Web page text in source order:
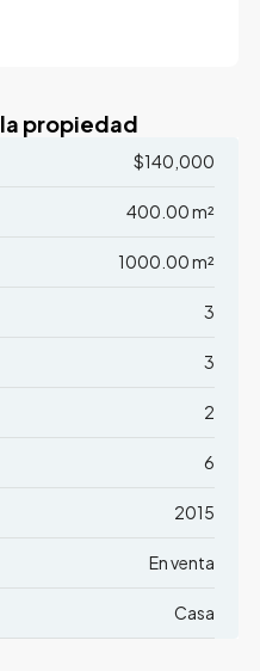
propiedad
$140,000
400.00 m²
1000.00 m²
3
3
2
6
2015
En venta
Casa